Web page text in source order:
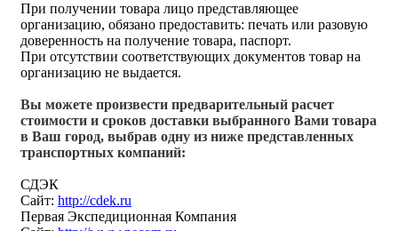
При получении товара лицо представляющее
организацию, обязано предоставить: печать или разовую
доверенность на получение товара, паспорт.
При отсутствии соответствующих документов товар на
организацию не выдается.
Вы можете произвести предварительный расчет
стоимости и сроков доставки выбранного Вами товара
в Ваш город, выбрав одну из ниже представленных
транспортных компаний:
СДЭК
Сайт: http://cdek.ru
Первая Экспедиционная Компания